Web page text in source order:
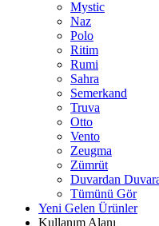
Mystic
Naz
Polo
Ritim
Rumi
Sahra
Semerkand
Truva
Otto
Vento
Zeugma
Zümrüt
Duvardan
Tümünü Gör
Yeni Gelen Ürünler
Kullanım Alanı